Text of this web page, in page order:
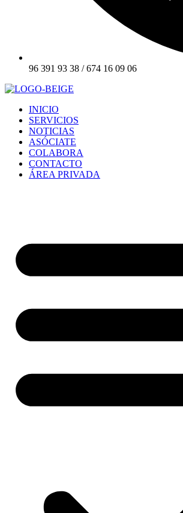
96 391 93 38 / 674 16 09 06
INICIO
SERVICIOS
NOTICIAS
ASÓCIATE
COLABORA
CONTACTO
ÁREA PRIVADA